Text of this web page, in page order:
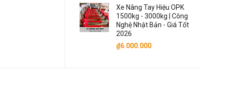
5 sao
là:
₫6.300.000.
₫6.000.000.
Xe Nâng Tay Hiệu OPK
1500kg - 3000kg | Công
Nghệ Nhật Bản - Giá Tốt
2026
₫6.000.000